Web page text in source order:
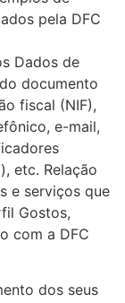
pela DFC
Dados de
documento
fiscal (NIF),
e-mail,
etc. Relação
e serviços que
Gostos,
com a DFC
dos seus